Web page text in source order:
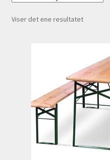
Viser det ene resultatet